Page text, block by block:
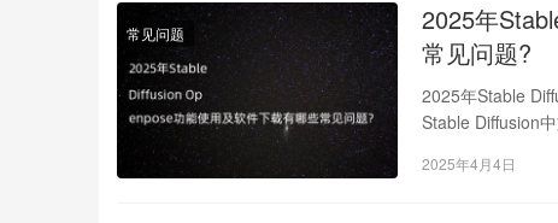
常见问题
2025年
常见问题?
2025年Stable
Stable Diffusion
2025年4月4日